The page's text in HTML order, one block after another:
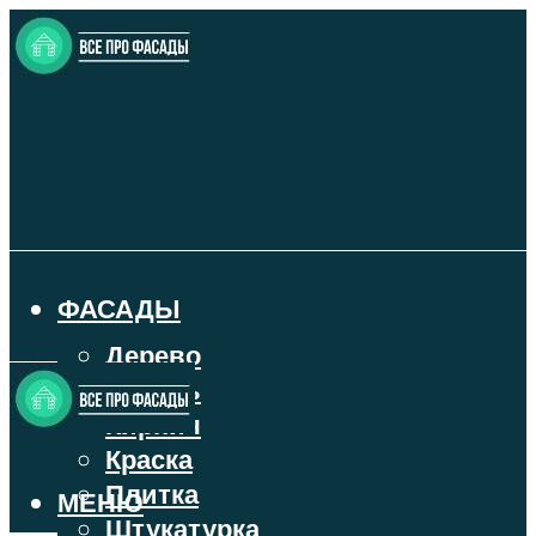
ФАСАДЫ
Дерево
Камень
Кирпич
Краска
Плитка
Штукатурка
МЕНЮ